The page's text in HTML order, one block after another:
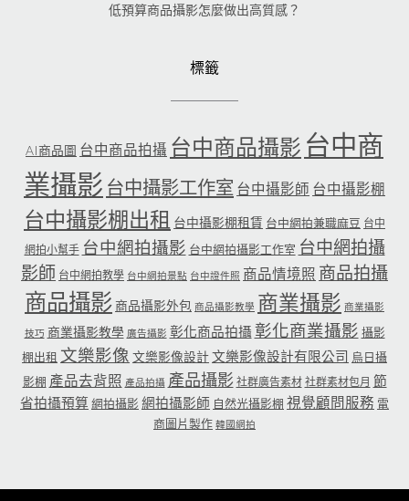
低預算商品攝影怎麼做出高質感？
標籤
AI商品圖 台中商品拍攝 台中商品攝影 台中商
業攝影 台中攝影工作室 台中攝影師 台中攝影棚
台中攝影棚出租 台中攝影棚租賃 台中網拍兼職麻豆 台中
網拍小幫手 台中網拍攝影 台中網拍攝影工作室 台中網拍攝
影師 台中網拍教學 台中網拍景點 台中證件照 商品情境照 商品拍攝
商品攝影商品攝影外包 商品攝影教學 商業攝影 商業攝影
技巧 商業攝影教學 廣告攝影 彰化商品拍攝 彰化商業攝影 攝影
棚出租 文樂影像 文樂影像設計文樂影像設計有限公司 烏日攝
影棚 產品去背照 產品拍攝 產品攝影 社群廣告素材 社群素材包月 節
省拍攝預算 網拍攝影 網拍攝影師 自然光攝影棚 視覺顧問服務 電
商圖片製作 韓國網拍